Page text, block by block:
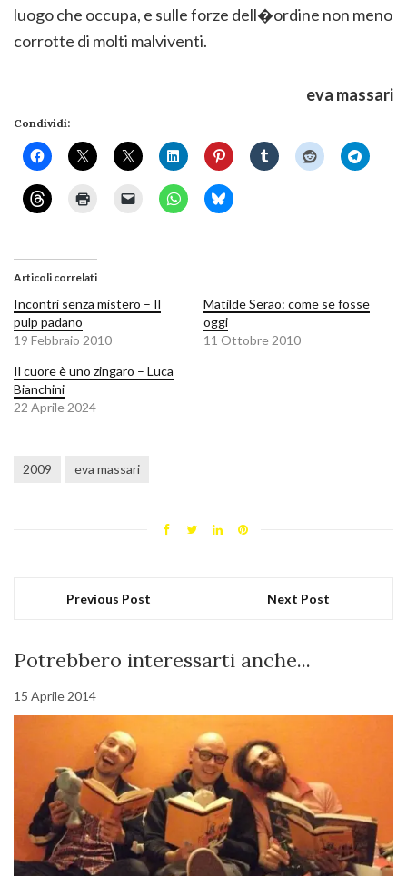
luogo che occupa, e sulle forze dell�ordine non meno
corrotte di molti malviventi.
eva massari
Condividi:
Articoli correlati
Incontri senza mistero – Il
pulp padano
19 Febbraio 2010
Matilde Serao: come se fosse
oggi
11 Ottobre 2010
Il cuore è uno zingaro – Luca
Bianchini
22 Aprile 2024
2009 eva massari
Previous Post Next Post
Potrebbero interessarti anche...
15 Aprile 2014